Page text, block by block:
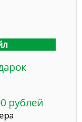
рублей